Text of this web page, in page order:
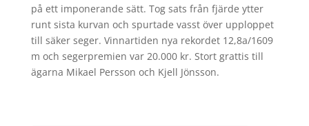
på ett imponerande sätt. Tog sats från fjärde ytter
runt sista kurvan och spurtade vasst över upploppet
till säker seger. Vinnartiden nya rekordet 12,8a/1609
m och segerpremien var 20.000 kr. Stort grattis till
ägarna Mikael Persson och Kjell Jönsson.